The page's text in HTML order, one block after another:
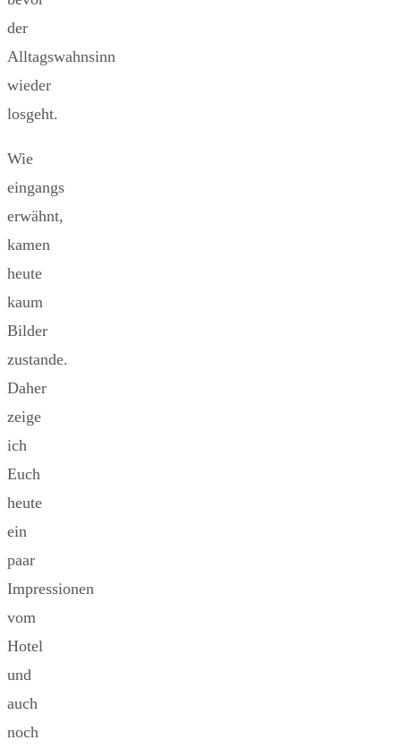
der
Alltagswahnsinn
wieder
losgeht.
Wie
eingangs
erwähnt,
kamen
heute
kaum
Bilder
zustande.
Daher
zeige
ich
Euch
heute
ein
paar
Impressionen
vom
Hotel
und
auch
noch